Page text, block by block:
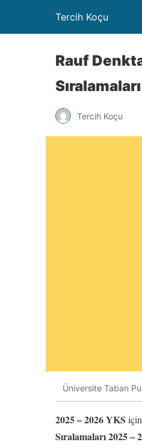
Tercih Koçu
Rauf
Sıralamaları
Tercih Koçu
Üniversite Taban
2025 – 2026 YKS
Sıralamaları 2025 –